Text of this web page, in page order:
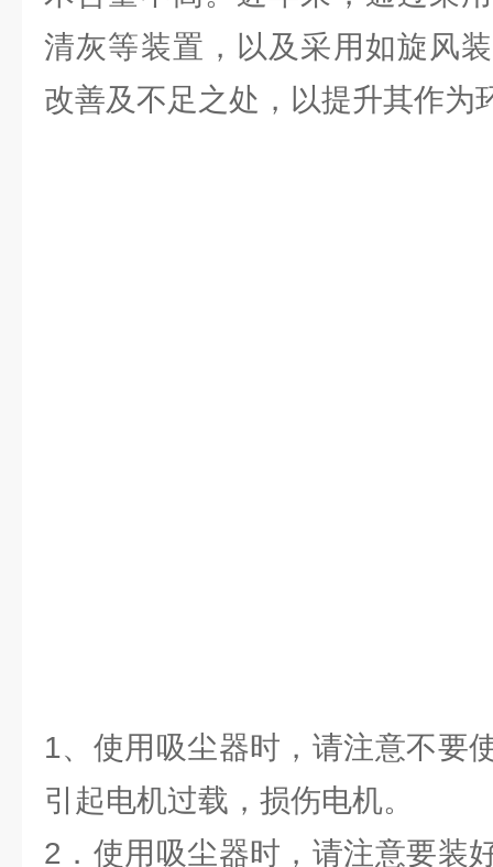
清灰等装置，以及采用如旋风
改善及不足之处，以提升其作为
1、使用吸尘器时，请注意不要
引起电机过载，损伤电机。
2．使用吸尘器时，请注意要装